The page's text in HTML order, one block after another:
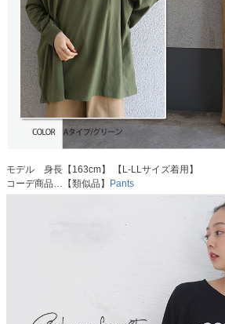
モデル 身長【163cm】 【L-LLサイズ着用】
コーデ商品…【類似品】
Pants